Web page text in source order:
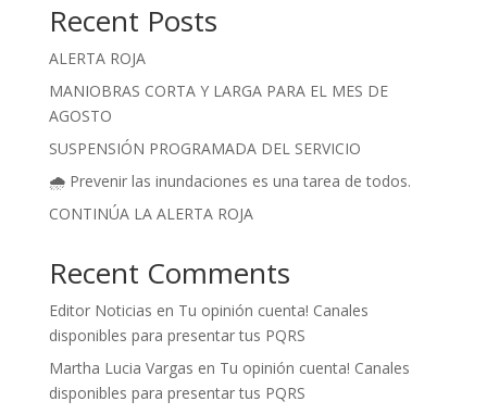
Recent Posts
ALERTA ROJA
MANIOBRAS CORTA Y LARGA PARA EL MES DE
AGOSTO
SUSPENSIÓN PROGRAMADA DEL SERVICIO
🌧️ Prevenir las inundaciones es una tarea de todos.
CONTINÚA LA ALERTA ROJA
Recent Comments
Editor Noticias en Tu opinión cuenta! Canales
disponibles para presentar tus PQRS
Martha Lucia Vargas en Tu opinión cuenta! Canales
disponibles para presentar tus PQRS